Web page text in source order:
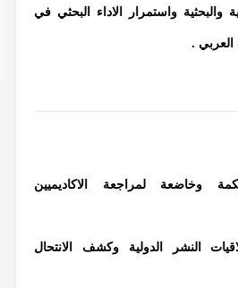
والبحثية واستمرار الاداء البحثي في
العربي .
وخاضعة لمراجعة الاكاديميين
النشر الدولية وكشف الانتحال